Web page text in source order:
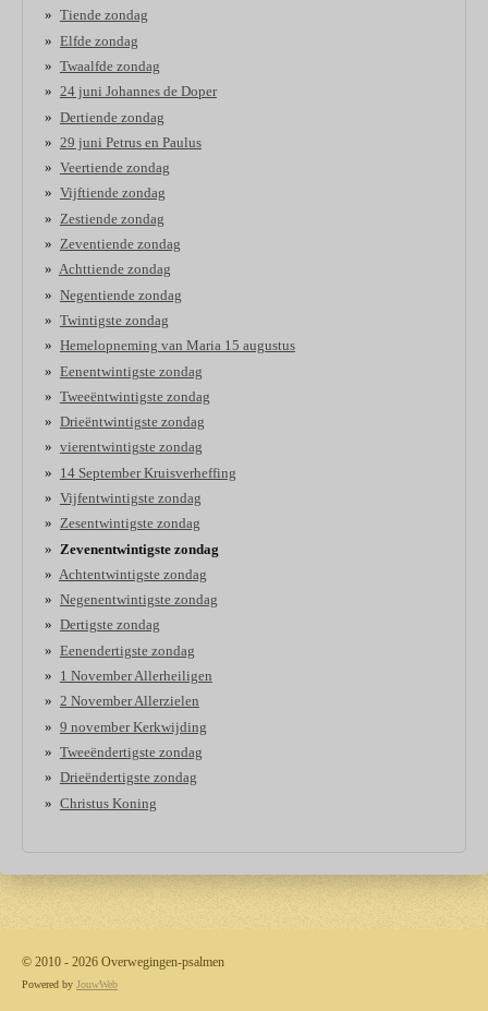
Tiende zondag
Elfde zondag
Twaalfde zondag
24 juni Johannes de Doper
Dertiende zondag
29 juni Petrus en Paulus
Veertiende zondag
Vijftiende zondag
Zestiende zondag
Zeventiende zondag
Achttiende zondag
Negentiende zondag
Twintigste zondag
Hemelopneming van Maria 15 augustus
Eenentwintigste zondag
Tweeëntwintigste zondag
Drieëntwintigste zondag
vierentwintigste zondag
14 September Kruisverheffing
Vijfentwintigste zondag
Zesentwintigste zondag
Zevenentwintigste zondag
Achtentwintigste zondag
Negenentwintigste zondag
Dertigste zondag
Eenendertigste zondag
1 November Allerheiligen
2 November Allerzielen
9 november Kerkwijding
Tweeëndertigste zondag
Drieëndertigste zondag
Christus Koning
© 2010 - 2026 Overwegingen-psalmen
Powered by JouwWeb